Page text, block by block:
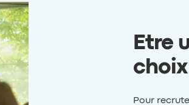
Etre
choix
Pour